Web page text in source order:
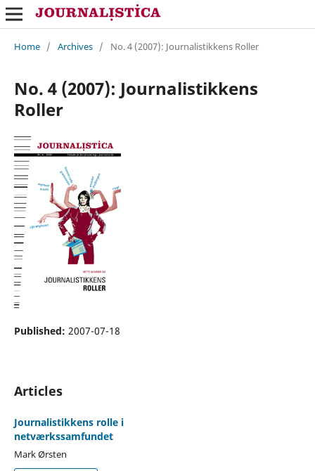
Home / Archives / No. 4 (2007): Journalistikkens Roller
No. 4 (2007): Journalistikkens
Roller
Published: 2007-07-18
Articles
Journalistikkens rolle i
netværkssamfundet
Mark Ørsten